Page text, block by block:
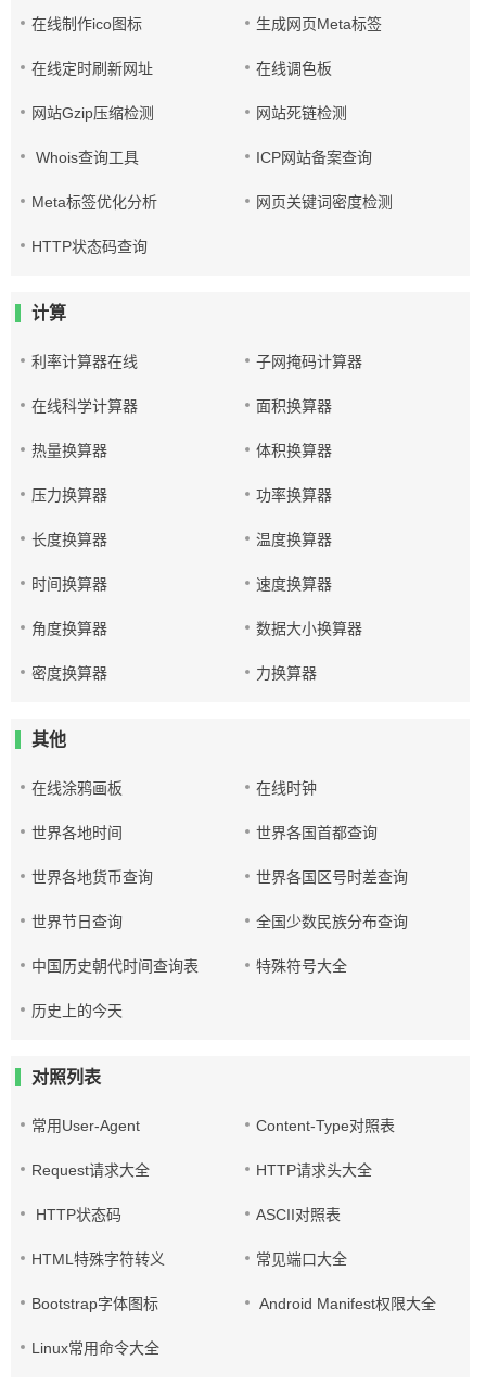
在线制作ico图标 生成网页Meta标签
在线定时刷新网址 在线调色板
网站Gzip压缩检测 网站死链检测
Whois查询工具 ICP网站备案查询
Meta标签优化分析 网页关键词密度检测
HTTP状态码查询
计算
利率计算器在线 子网掩码计算器
在线科学计算器 面积换算器
热量换算器 体积换算器
压力换算器 功率换算器
长度换算器 温度换算器
时间换算器 速度换算器
角度换算器 数据大小换算器
密度换算器 力换算器
其他
在线涂鸦画板 在线时钟
世界各地时间 世界各国首都查询
世界各地货币查询 世界各国区号时差查询
世界节日查询 全国少数民族分布查询
中国历史朝代时间查询表 特殊符号大全
历史上的今天
对照列表
常用User-Agent Content-Type对照表
Request请求大全 HTTP请求头大全
HTTP状态码 ASCII对照表
HTML特殊字符转义 常见端口大全
Bootstrap字体图标 Android Manifest权限大全
Linux常用命令大全